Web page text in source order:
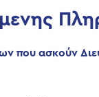
που ασκούν